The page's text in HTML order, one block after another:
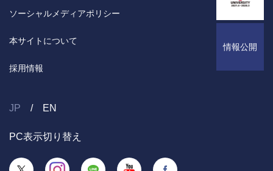
情報公開
ソーシャルメディアポリシー
本サイトについて
採用情報
JP EN
PC表示切り替え